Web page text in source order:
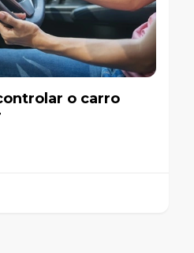
o carro